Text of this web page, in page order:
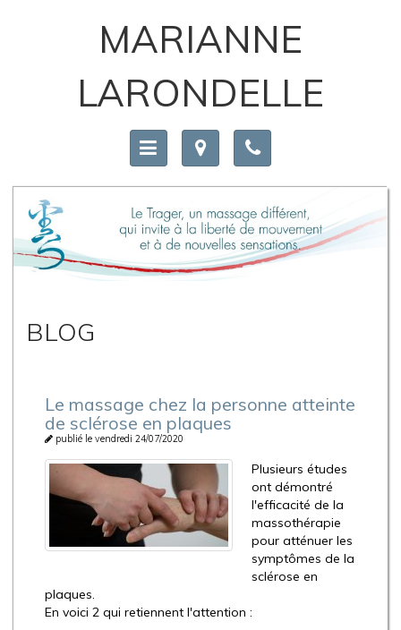
MARIANNE
LARONDELLE
BLOG
Le massage chez la personne atteinte
de sclérose en plaques
publié le vendredi 24/07/2020
Plusieurs études
ont démontré
l'efficacité de la
massothérapie
pour atténuer les
symptômes de la
sclérose en
plaques.
En voici 2 qui retiennent l'attention :